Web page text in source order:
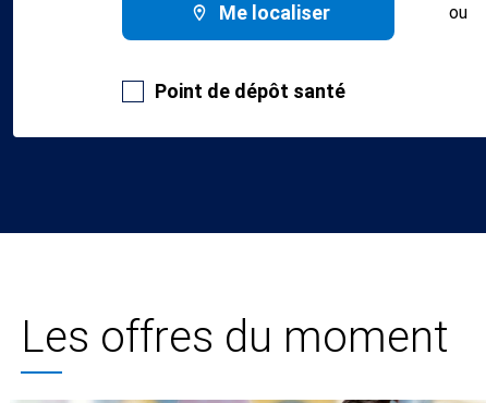
Me localiser ou
Point de dépôt santé
Les offres du moment